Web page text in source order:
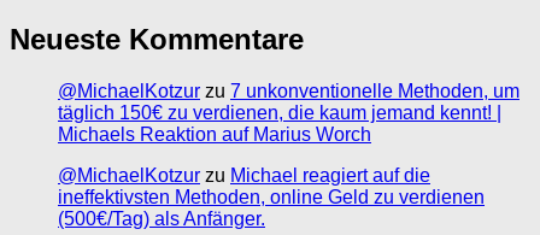
Neueste Kommentare
@MichaelKotzur zu 7 unkonventionelle Methoden, um
täglich 150€ zu verdienen, die kaum jemand kennt! |
Michaels Reaktion auf Marius Worch
@MichaelKotzur zu Michael reagiert auf die
ineffektivsten Methoden, online Geld zu verdienen
(500€/Tag) als Anfänger.